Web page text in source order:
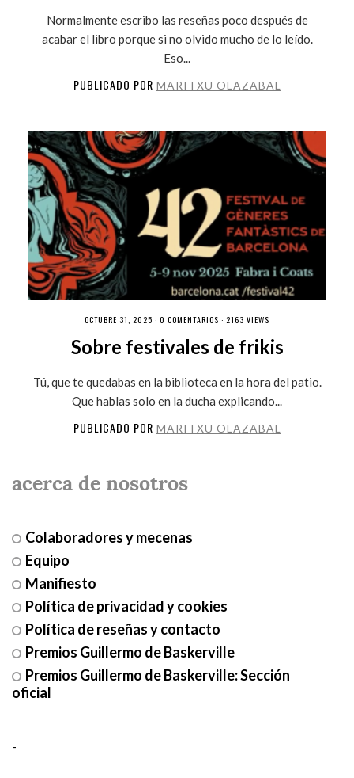
Normalmente escribo las reseñas poco después de
acabar el libro porque si no olvido mucho de lo leído.
Eso...
PUBLICADO POR MARITXU OLAZABAL
OCTUBRE 31, 2025 · 0 COMENTARIOS · 2163 VIEWS
Sobre festivales de frikis
Tú, que te quedabas en la biblioteca en la hora del patio.
Que hablas solo en la ducha explicando...
PUBLICADO POR MARITXU OLAZABAL
acerca de nosotros
Colaboradores y mecenas
Equipo
Manifiesto
Política de privacidad y cookies
Política de reseñas y contacto
Premios Guillermo de Baskerville
Premios Guillermo de Baskerville: Sección
oficial
-